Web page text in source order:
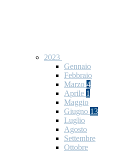
2023
Gennaio
Febbraio
Marzo 4
Aprile 1
Maggio
Giugno 13
Luglio
Agosto
Settembre
Ottobre